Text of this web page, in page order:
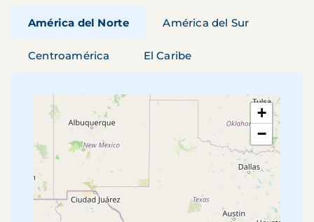
América del Norte América del Sur
Centroamérica El Caribe
+
−